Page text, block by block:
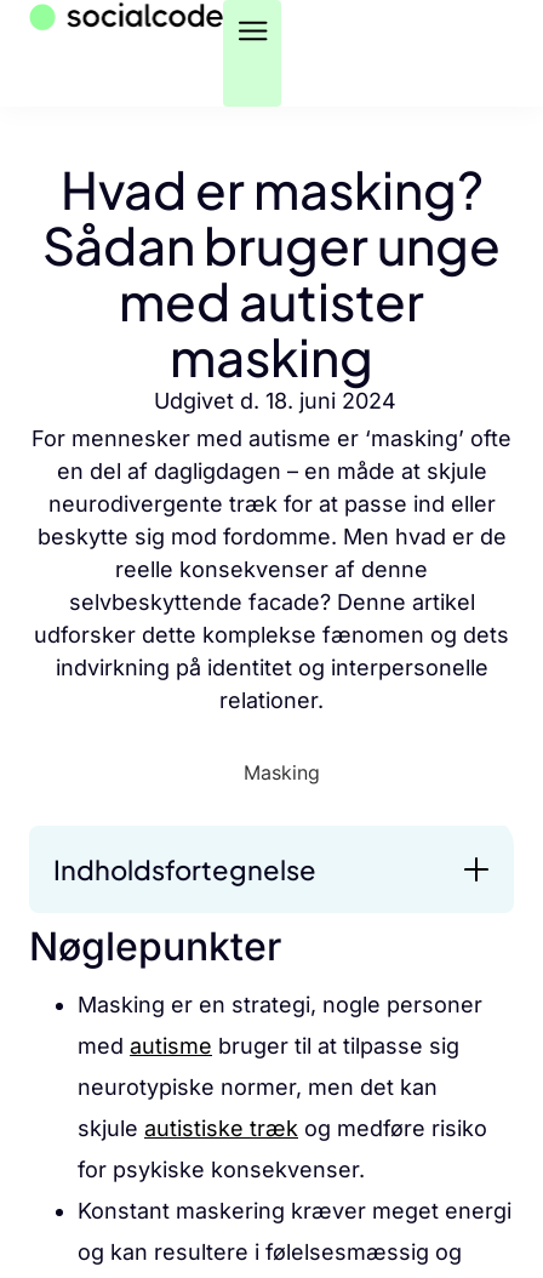
Hvad er masking?
Sådan bruger unge
med autister
masking
Udgivet d. 18. juni 2024
For mennesker med autisme er ‘masking’ ofte
en del af dagligdagen – en måde at skjule
neurodivergente træk for at passe ind eller
beskytte sig mod fordomme. Men hvad er de
reelle konsekvenser af denne
selvbeskyttende facade? Denne artikel
udforsker dette komplekse fænomen og dets
indvirkning på identitet og interpersonelle
relationer.
Indholdsfortegnelse
Nøglepunkter
Masking er en strategi, nogle personer
med autisme bruger til at tilpasse sig
neurotypiske normer, men det kan
skjule autistiske træk og medføre risiko
for psykiske konsekvenser.
Konstant maskering kræver meget energi
og kan resultere i følelsesmæssig og